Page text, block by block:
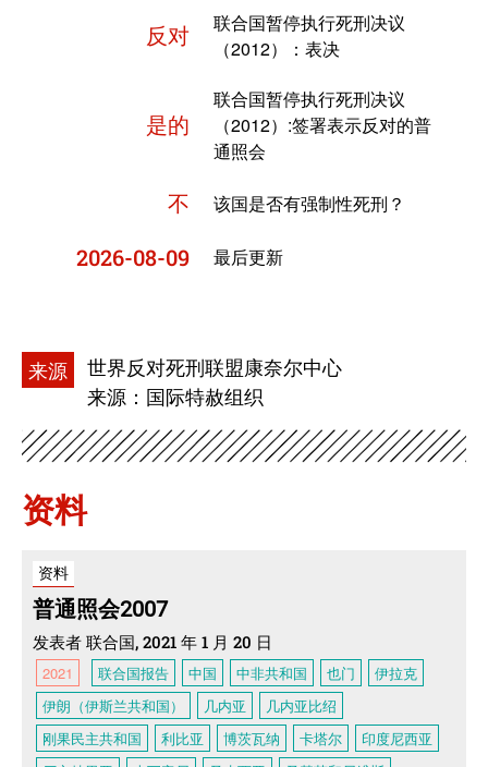
反对
联合国暂停执行死刑决议
（2012）：表决
是的
联合国暂停执行死刑决议
（2012）:签署表示反对的普
通照会
不 该国是否有强制性死刑？
2026-08-09 最后更新
来源
世界反对死刑联盟康奈尔中心
来源：国际特赦组织
资料
资料
普通照会2007
发表者 联合国, 2021 年 1 月 20 日
2021 联合国报告 中国 中非共和国 也门
伊拉克
伊朗（伊斯兰共和国）
几内亚
几内亚比绍
刚果民主共和国
利比亚 博茨瓦纳 卡塔尔
印度尼西亚